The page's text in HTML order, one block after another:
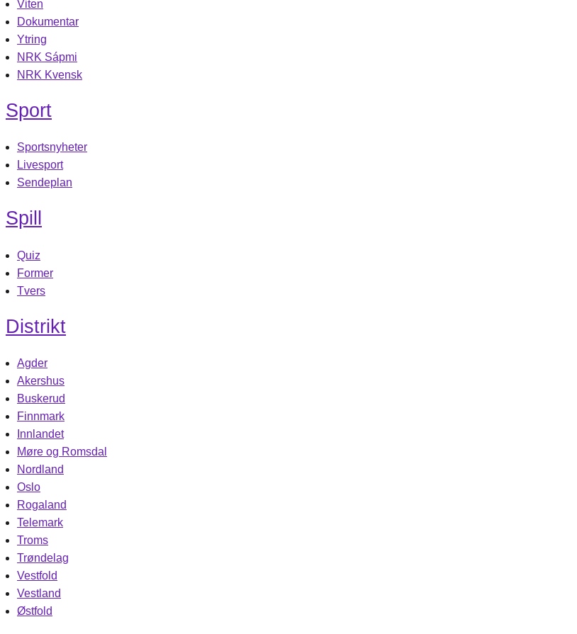
Viten
Dokumentar
Ytring
NRK Sápmi
NRK Kvensk
Sport
Sportsnyheter
Livesport
Sendeplan
Spill
Quiz
Former
Tvers
Distrikt
Agder
Akershus
Buskerud
Finnmark
Innlandet
Møre og Romsdal
Nordland
Oslo
Rogaland
Telemark
Troms
Trøndelag
Vestfold
Vestland
Østfold